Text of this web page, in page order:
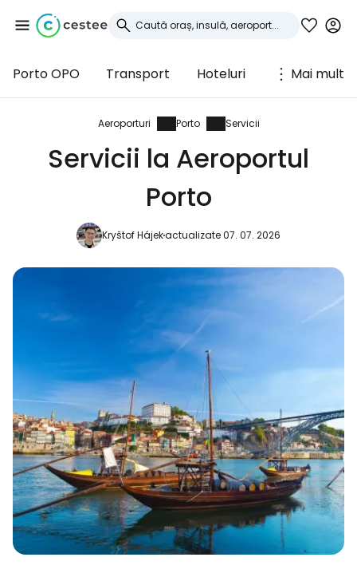
Porto OPO Transport Hoteluri Mai mult
Aeroporturi Porto Servicii
Servicii la Aeroportul
Porto
Kryštof Hájekactualizate 07. 07. 2026
Conectați-vă la
Cestee
... comunitatea mondială a călătorilor
Continuați cu Facebook
Continuați cu e-mailul